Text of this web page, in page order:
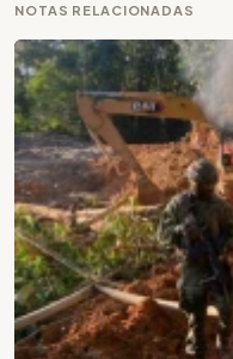
NOTAS RELACIONADAS